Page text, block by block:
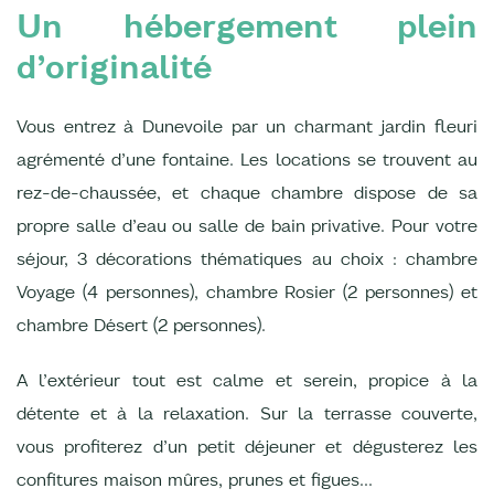
Un hébergement plein
d’originalité
Vous entrez à Dunevoile par un charmant jardin fleuri
agrémenté d’une fontaine. Les locations se trouvent au
rez-de-chaussée, et chaque chambre dispose de sa
propre salle d’eau ou salle de bain privative. Pour votre
séjour, 3 décorations thématiques au choix : chambre
Voyage (4 personnes), chambre Rosier (2 personnes) et
chambre Désert (2 personnes).
A l’extérieur tout est calme et serein, propice à la
détente et à la relaxation. Sur la terrasse couverte,
vous profiterez d’un petit déjeuner et dégusterez les
confitures maison mûres, prunes et figues…